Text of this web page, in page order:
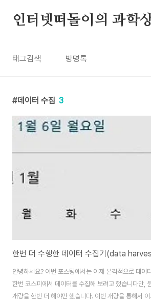
인터넷떠돌이의 과학
태그검색 방명록
데이터 수집 3
한번 더 수행한 데이터 수집기(data
안녕하세요? 이번 포스팅에서는 이제 본격적으로 데이
한번 코스피에서 데이터를 수집해 보려고 했습니다만,
개량을 한번 더 해야만 했습니다. 이번 개량을 통해서